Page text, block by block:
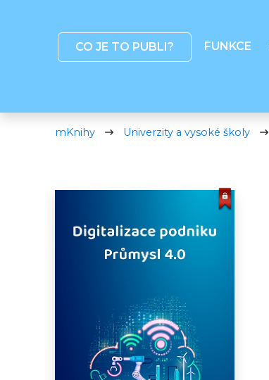
CO JE TO PUBLI? FUNKCE
mKnihy Univerzity a vysoké školy